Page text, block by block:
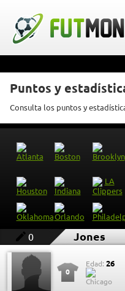
Puntos y
Consulta los puntos y
0 Jones
0
Edad: 26